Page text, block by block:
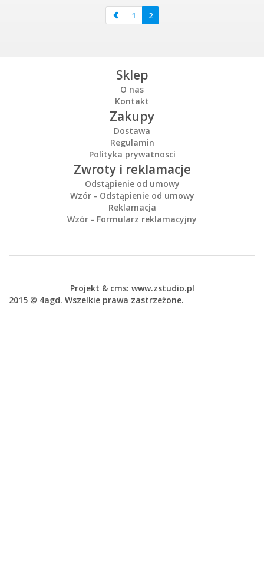
1 2
Sklep
O nas
Kontakt
Zakupy
Dostawa
Regulamin
Polityka prywatnosci
Zwroty i reklamacje
Odstąpienie od umowy
Wzór - Odstąpienie od umowy
Reklamacja
Wzór - Formularz reklamacyjny
Projekt & cms: www.zstudio.pl
2015 © 4agd. Wszelkie prawa zastrzeżone.